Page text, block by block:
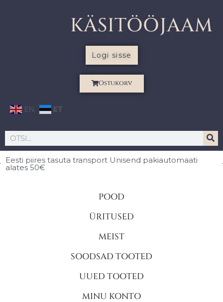
KÄSITÖÖJAAM
Logi sisse
Ostukorv
EN ET
Eesti piires tasuta transport Unisend pakiautomaati
alates 50€
POOD
ÜRITUSED
MEIST
SOODSAD TOOTED
UUED TOOTED
MINU KONTO